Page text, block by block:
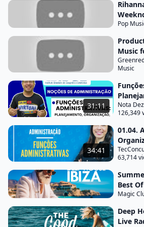
seis perguntas anteriores foram
quanto desrespeita quanto
esclarece os tipos e quantidades
materiais insumos máquinas e
pessoal enfim quais os recursos
é orientado a longo prazo
sua totalidade através de um
sintético e abrangente o tático
genérico e mais detalhado
médio prazo sua
amplitude aborda cada unidade
separadamente e operacional
curto prazo apresentam um
específico e analítico completou
aborda cada tarefa operação
Pop
Music
Music
31:11
Nota
126,349
34:41
01.04.
63,714
Best
Magic
Deep
Live